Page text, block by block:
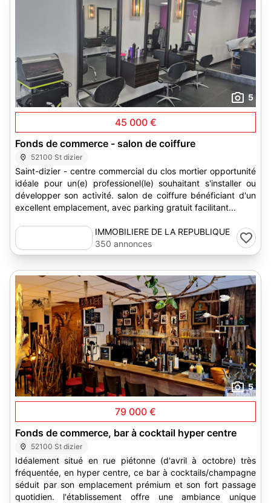
5
45 000 €
Fonds de commerce - salon de coiffure
52100 St dizier
Saint-dizier - centre commercial du clos mortier opportunité
idéale pour un(e) professionel(le) souhaitant s'installer ou
développer son activité. salon de coiffure bénéficiant d'un
excellent emplacement, avec parking gratuit facilitant...
IMMOBILIERE DE LA REPUBLIQUE
350 annonces
5
79 000 €
Fonds de commerce, bar à cocktail hyper centre
52100 St dizier
Idéalement situé en rue piétonne (d'avril à octobre) très
fréquentée, en hyper centre, ce bar à cocktails/champagne
séduit par son emplacement prémium et son fort passage
quotidien. l'établissement offre une ambiance unique